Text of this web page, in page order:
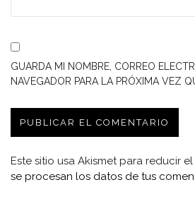
GUARDA MI NOMBRE, CORREO
NAVEGADOR PARA LA PRÓXIMA VEZ
Este sitio usa Akismet para reducir el
se procesan los datos de tus